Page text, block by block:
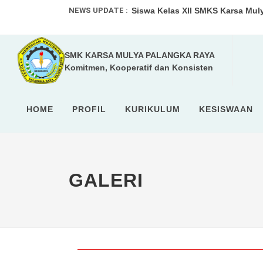
NEWS UPDATE : Siswa Kelas XII SMKS Karsa
SMKS Karsa Mulya Palangka
O2SN Tingkat SMA/SMK Kota
SISWA SMKS KARSA MULYA
SMK KARSA MULYA PALANGKA RAYA
Komitmen, Kooperatif dan Konsisten
HOME PROFIL KURIKULUM KESISWAAN
GALERI